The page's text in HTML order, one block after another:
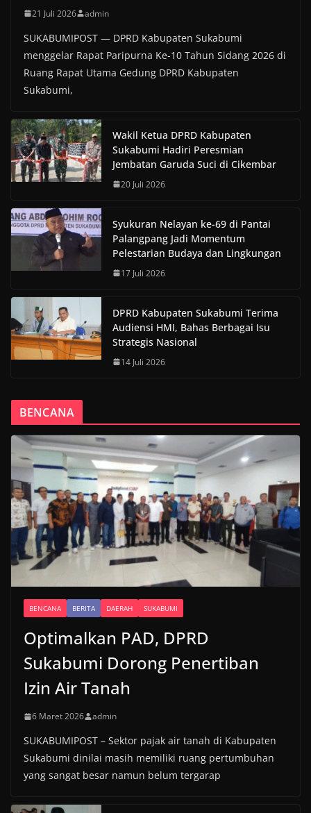
21 Juli 2026 admin
SUKABUMIPOST — DPRD Kabupaten Sukabumi
menggelar Rapat Paripurna Ke-10 Tahun Sidang 2026 di
Ruang Rapat Utama Gedung DPRD Kabupaten
Sukabumi,
Wakil Ketua DPRD Kabupaten
Sukabumi Hadiri Peresmian
Jembatan Garuda Suci di Cikembar
20 Juli 2026
Syukuran Nelayan ke-69 di Pantai
Palangpang Jadi Momentum
Pelestarian Budaya dan Lingkungan
17 Juli 2026
DPRD Kabupaten Sukabumi Terima
Audiensi HMI, Bahas Berbagai Isu
Strategis Nasional
14 Juli 2026
BENCANA
BENCANA BERITA DAERAH SUKABUMI
Optimalkan PAD, DPRD
Sukabumi Dorong Penertiban
Izin Air Tanah
6 Maret 2026 admin
SUKABUMIPOST – Sektor pajak air tanah di Kabupaten
Sukabumi dinilai masih memiliki ruang pertumbuhan
yang sangat besar namun belum tergarap